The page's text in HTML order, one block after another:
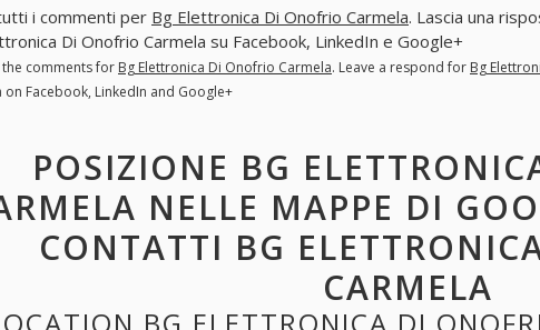
i commenti per Bg Elettronica Di Onofrio Carmela. Lascia una
Di Onofrio Carmela su Facebook, LinkedIn e Google+
the comments for Bg Elettronica Di Onofrio Carmela. Leave a respond for Bg
on Facebook, LinkedIn and Google+
POSIZIONE BG
NELLE MAPPE DI
CONTATTI BG
CARMELA
BG ELETTRONICA DI